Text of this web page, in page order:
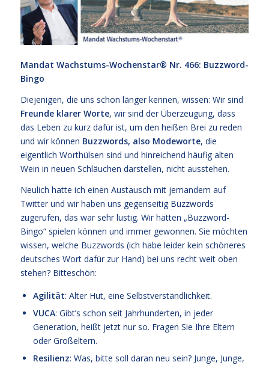
Mandat Wachstums-Wochenstar® Nr. 466: Buzzword-
Bingo
Diejenigen, die uns schon länger kennen, wissen: Wir sind
Freunde klarer Worte, wir sind der Überzeugung, dass
das Leben zu kurz dafür ist, um den heißen Brei zu reden
und wir können Buzzwords, also Modeworte, die
eigentlich Worthülsen sind und hinreichend häufig alten
Wein in neuen Schläuchen darstellen, nicht ausstehen.
Neulich hatte ich einen Austausch mit jemandem auf
Twitter und wir haben uns gegenseitig Buzzwords
zugerufen, das war sehr lustig. Wir hätten „Buzzword-
Bingo“ spielen können und immer gewonnen. Sie möchten
wissen, welche Buzzwords (ich habe leider kein schöneres
deutsches Wort dafür zur Hand) bei uns recht weit oben
stehen? Bitteschön:
Agilität: Alter Hut, eine Selbstverständlichkeit.
VUCA: Gibt’s schon seit Jahrhunderten, in jeder
Generation, heißt jetzt nur so. Fragen Sie Ihre Eltern
oder Großeltern.
Resilienz: Was, bitte soll daran neu sein? Junge, Junge,